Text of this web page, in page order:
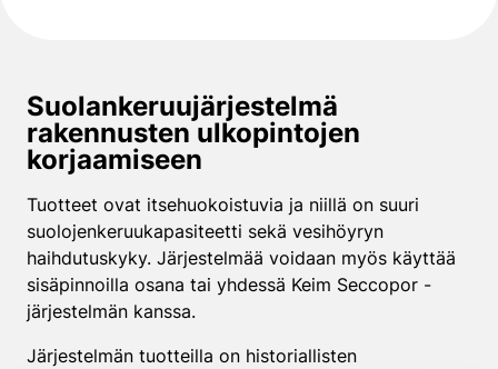
Suolankeruujärjestelmä
rakennusten ulkopintojen
korjaamiseen
Tuotteet ovat itsehuokoistuvia ja niillä on suuri
suolojenkeruukapasiteetti sekä vesihöyryn
haihdutuskyky. Järjestelmää voidaan myös käyttää
sisäpinnoilla osana tai yhdessä Keim Seccopor -
järjestelmän kanssa.
Järjestelmän tuotteilla on historiallisten